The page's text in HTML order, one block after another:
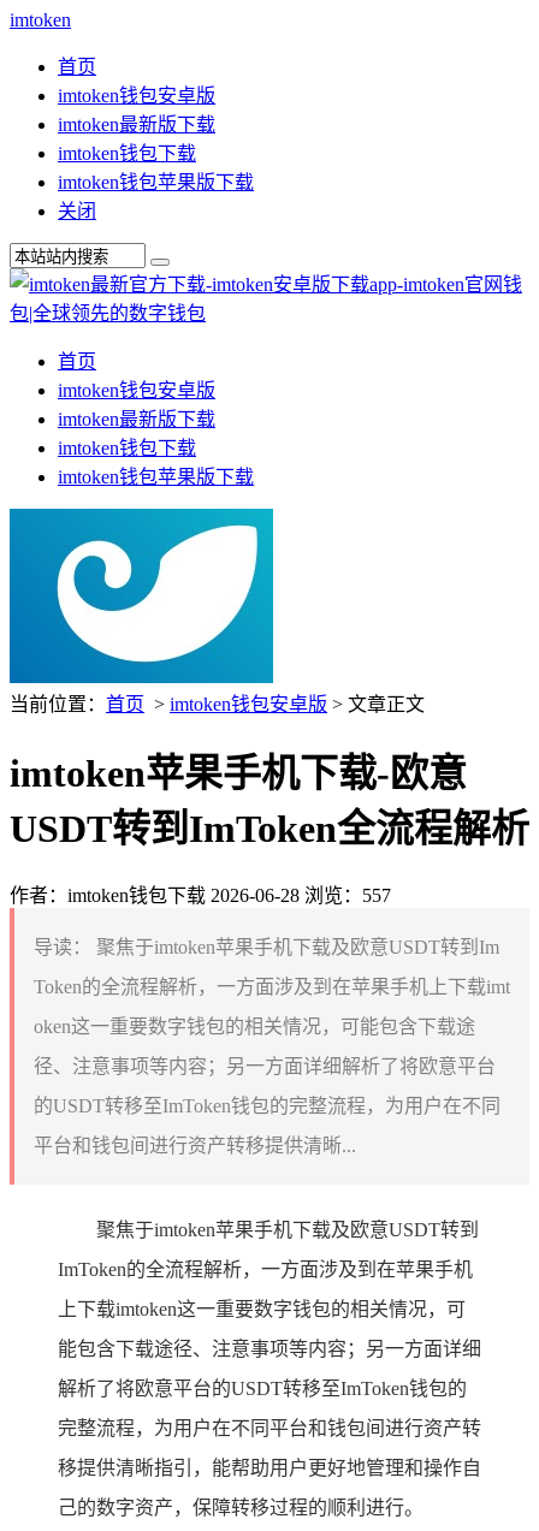
imtoken
首页
imtoken钱包安卓版
imtoken最新版下载
imtoken钱包下载
imtoken钱包苹果版下载
关闭
首页
imtoken钱包安卓版
imtoken最新版下载
imtoken钱包下载
imtoken钱包苹果版下载
当前位置： 首页 > imtoken钱包安卓版 > 文章正文
imtoken苹果手机下载-欧意
USDT转到ImToken全流程解析
作者：imtoken钱包下载 2026-06-28 浏览：557
导读：
聚焦于imtoken苹果手机下载及欧意USDT转到Im
Token的全流程解析，一方面涉及到在苹果手机上下载imt
oken这一重要数字钱包的相关情况，可能包含下载途
径、注意事项等内容；另一方面详细解析了将欧意平台
的USDT转移至ImToken钱包的完整流程，为用户在不同
平台和钱包间进行资产转移提供清晰...
聚焦于imtoken苹果手机下载及欧意USDT转到
ImToken的全流程解析，一方面涉及到在苹果手机
上下载imtoken这一重要数字钱包的相关情况，可
能包含下载途径、注意事项等内容；另一方面详细
解析了将欧意平台的USDT转移至ImToken钱包的
完整流程，为用户在不同平台和钱包间进行资产转
移提供清晰指引，能帮助用户更好地管理和操作自
己的数字资产，保障转移过程的顺利进行。